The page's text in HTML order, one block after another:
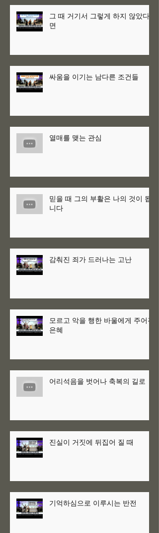
그 때 거기서 그렇게 하지 않았다
면
싸움을 이기는 남다른 조건들
열매를 맺는 관심
믿을 때 그의 부활은 나의 것이 됩
니다
감춰진 죄가 드러나는 고난
모르고 악을 행한 바울에게 주어진
은혜
어리석음을 벗어나 축복의 길로
진실이 거짓에 뒤집어 질 때
기억하심으로 이루시는 반전